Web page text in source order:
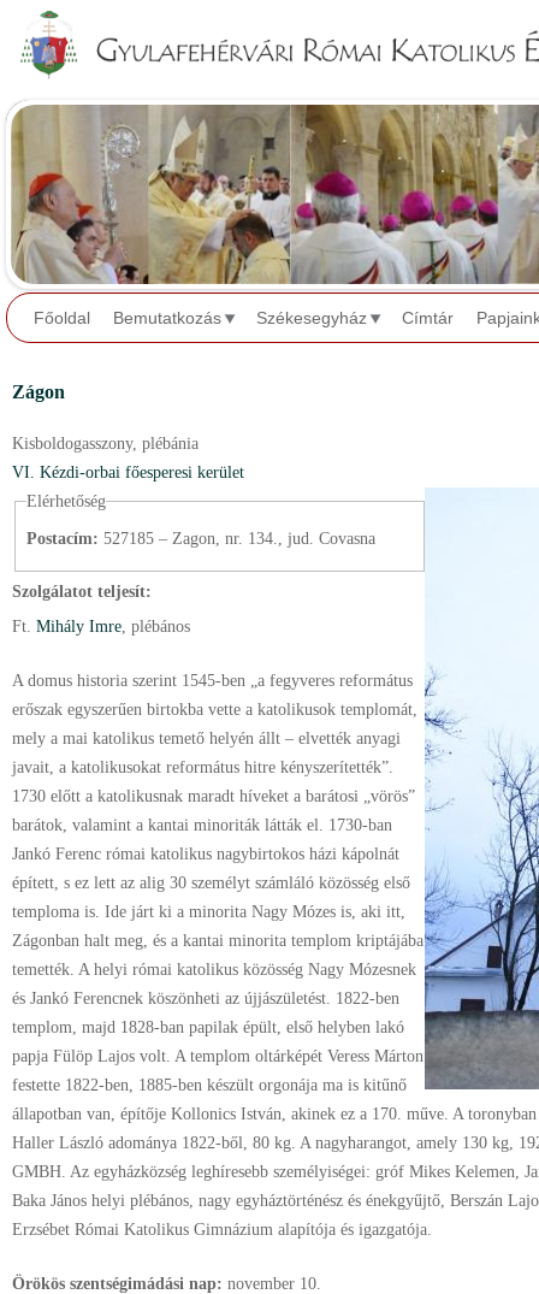
Főoldal Bemutatkozás Székesegyház Címtár
Zágon
Kisboldogasszony, plébánia
VI. Kézdi-orbai főesperesi kerület
Elérhetőség
Postacím: 527185 – Zagon, nr. 134., jud. Covasna
Szolgálatot teljesít:
Ft. Mihály Imre , plébános
A domus historia szerint 1545-ben „a fegyveres református
erőszak egyszerűen birtokba vette a katolikusok templomát,
mely a mai katolikus temető helyén állt – elvették anyagi
javait, a katolikusokat református hitre kényszerítették”.
1730 előtt a katolikusnak maradt híveket a barátosi „vörös”
barátok, valamint a kantai minoriták látták el. 1730-ban
Jankó Ferenc római katolikus nagybirtokos házi kápolnát
épített, s ez lett az alig 30 személyt számláló közösség első
temploma is. Ide járt ki a minorita Nagy Mózes is, aki itt,
Zágonban halt meg, és a kantai minorita templom kriptájába
temették. A helyi római katolikus közösség Nagy Mózesnek
és Jankó Ferencnek köszönheti az újjászületést. 1822-ben
templom, majd 1828-ban papilak épült, első helyben lakó
papja Fülöp Lajos volt. A templom oltárképét Veress Márton
festette 1822-ben, 1885-ben készült orgonája ma is kitűnő
állapotban van, építője Kollonics István, akinek ez a 170. műve. A
Haller László adománya 1822-ből, 80 kg. A nagyharangot, amely 130 kg,
GMBH. Az egyházközség leghíresebb személyiségei: gróf Mikes Kelemen,
Baka János helyi plébános, nagy egyháztörténész és énekgyűjtő, Berszán
Erzsébet Római Katolikus Gimnázium alapítója és igazgatója.
Örökös szentségimádási nap: november 10.